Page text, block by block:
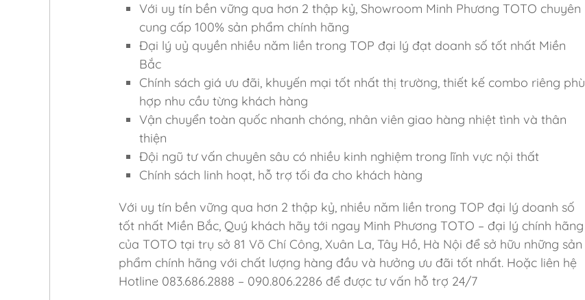
Với uy tín bền vững qua hơn 2 thập kỷ, Showroom Minh Phương TOTO chuyên
cung cấp 100% sản phẩm chính hãng
Đại lý uỷ quyền nhiều năm liền trong TOP đại lý đạt doanh số tốt nhất Miền
Bắc
Chính sách giá ưu đãi, khuyến mại tốt nhất thị trường, thiết kế combo riêng phù
hợp nhu cầu từng khách hàng
Vận chuyển toàn quốc nhanh chóng, nhân viên giao hàng nhiệt tình và thân
thiện
Đội ngũ tư vấn chuyên sâu có nhiều kinh nghiệm trong lĩnh vực nội thất
Chính sách linh hoạt, hỗ trợ tối đa cho khách hàng
Với uy tín bền vững qua hơn 2 thập kỷ, nhiều năm liền trong TOP đại lý doanh số
tốt nhất Miền Bắc, Quý khách hãy tới ngay Minh Phương TOTO – đại lý chính hãng
của TOTO tại trụ sở 81 Võ Chí Công, Xuân La, Tây Hồ, Hà Nội để sở hữu những sản
phẩm chính hãng với chất lượng hàng đầu và hưởng ưu đãi tốt nhất. Hoặc liên hệ
Hotline 083.686.2888 – 090.806.2286 để được tư vấn hỗ trợ 24/7